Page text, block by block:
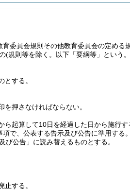
委員会規則その他教育委員会の定める
(規則等を除く。以下「要綱等」という
する。
押さなければならない。
起算して10日を経過した日から施行す
で、公表する告示及び公告に準用する。
び公告」に読み替えるものとする。
止する。